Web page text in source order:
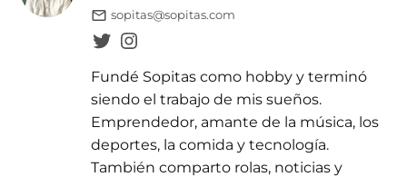
sopitas@sopitas.com
Fundé Sopitas como hobby y terminó
siendo el trabajo de mis sueños.
Emprendedor, amante de la música, los
deportes, la comida y tecnología.
También comparto rolas, noticias y